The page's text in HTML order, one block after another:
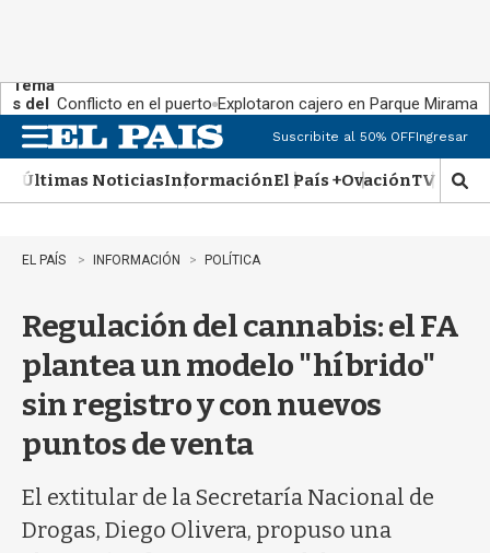
Tema
s del
día:
Conflicto en el puerto Explotaron cajero en Parque Miramar
n
u
Suscribite al 50% OFFIngresar
Últimas NoticiasInformaciónEl País +OvaciónTV Show
M
o
EL PAÍS INFORMACIÓN POLÍTICA
Regulación del cannabis: el FA
plantea un modelo "híbrido"
sin registro y con nuevos
puntos de venta
El extitular de la Secretaría Nacional de
Drogas, Diego Olivera, propuso una